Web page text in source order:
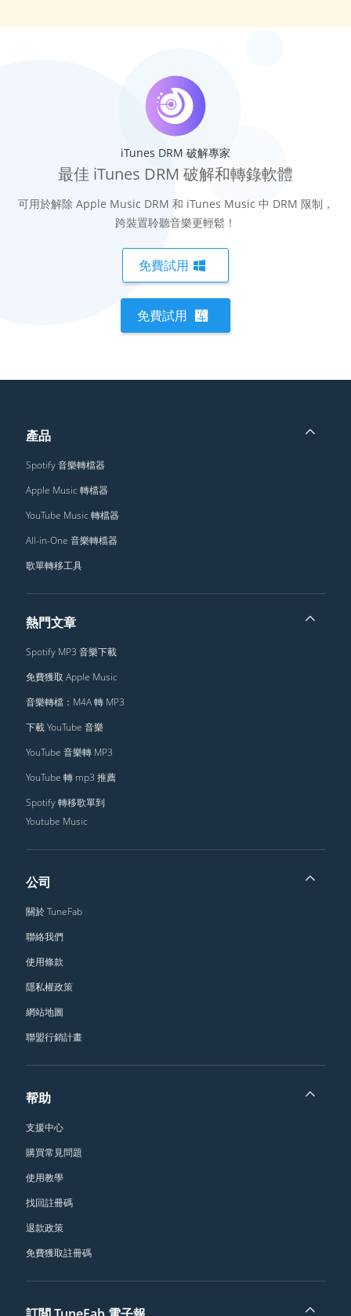
iTunes DRM 破解專家
最佳 iTunes DRM 破解和轉錄軟體
可用於解除 Apple Music DRM 和 iTunes Music 中 DRM 限制，
跨裝置聆聽音樂更輕鬆！
免費試用
免費試用
產品
Spotify 音樂轉檔器
Apple Music 轉檔器
YouTube Music 轉檔器
All-in-One 音樂轉檔器
歌單轉移工具
熱門文章
Spotify MP3 音樂下載
免費獲取 Apple Music
音樂轉檔：M4A 轉 MP3
下載 YouTube 音樂
YouTube 音樂轉 MP3
YouTube 轉 mp3 推薦
Spotify 轉移歌單到
Youtube Music
公司
關於 TuneFab
聯絡我們
使用條款
隱私權政策
網站地圖
聯盟行銷計畫
帮助
支援中心
購買常見問題
使用教學
找回註冊碼
退款政策
免費獲取註冊碼